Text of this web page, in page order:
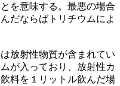
を意味する。最悪の場合
だならばトリチウムによ
放射性物質が含まれてい
が入っており、放射性カ
料を１リットル飲んだ場